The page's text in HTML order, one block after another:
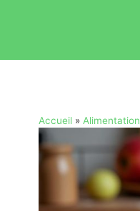
Accueil» Alimentation